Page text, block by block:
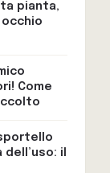
pianta,
Come
il